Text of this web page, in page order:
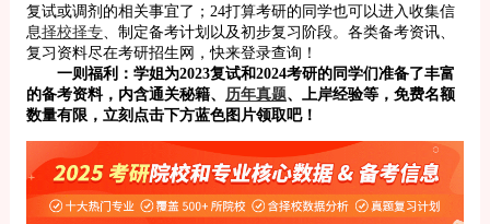
复试或调剂的相关事宜了；24打算考研的同学也可以进入收集信
息择校择专、制定备考计划以及初步复习阶段。各类备考资讯、
复习资料尽在考研招生网，快来登录查询！
一则福利：学姐为2023复试和2024考研的同学们准备了丰富
的备考资料，内含通关秘籍、 历年真题、上岸经验等，免费名额
数量有限，立刻点击下方蓝色图片领取吧！